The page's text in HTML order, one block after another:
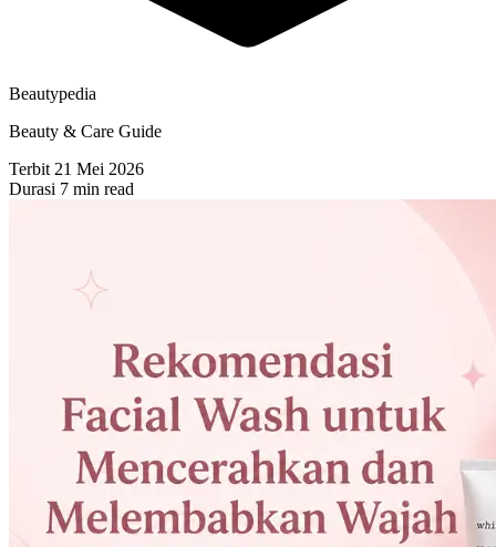
Beautypedia
Beauty & Care Guide
Terbit 21 Mei 2026
Durasi 7 min read